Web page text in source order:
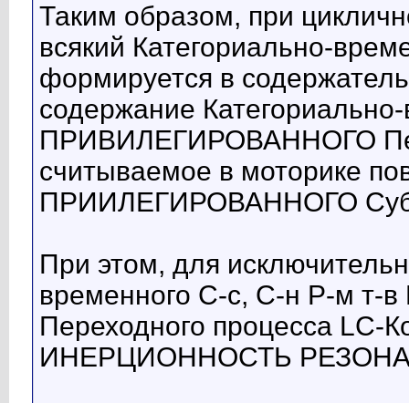
Таким образом, при
всякий Категориально-
формируется в
содержание
ПРИВИЛЕГИРОВАННОГО
считываемое в моторике
ПРИИЛЕГИРОВАННОГО
При этом, для
временного С-с, С-н Р-м
Переходного процесса LC-
ИНЕРЦИОННОСТЬ